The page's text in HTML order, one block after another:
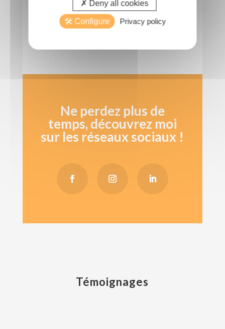
CONTACTEZ-MOI
Ne perdez plus de
temps, découvrez moi
sur les réseaux sociaux !
Témoignages
Deny all cookies
Configure Privacy policy